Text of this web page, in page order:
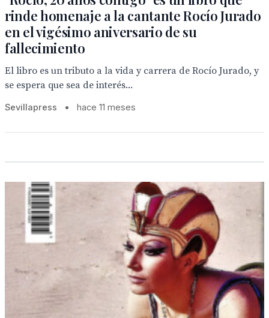
rinde homenaje a la cantante Rocío Jurado
en el vigésimo aniversario de su
fallecimiento
El libro es un tributo a la vida y carrera de Rocío Jurado, y
se espera que sea de interés...
Sevillapress • hace 11 meses